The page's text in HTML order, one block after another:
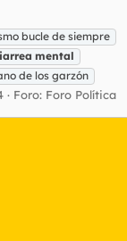
bucle de siempre
mental
de los garzón
Foro: Foro Política